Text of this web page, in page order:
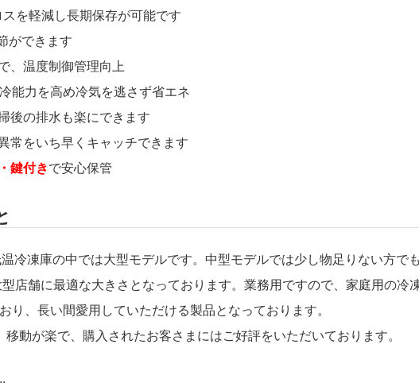
を軽減し長期保存が可能です
ができます
、温度制御管理向上
能力を高め冷気を逃さず省エネ
後の排水も楽にできます
常をいち早くキャッチできます
鍵付きで安心保管
冷凍庫の中では大型モデルです。中型モデルでは少し物足りない方で
店舗に最適な大きさとなっております。業務用ですので、家庭用の冷
り、長い間愛用していただける製品となっております。
移動が楽で、購入されたお客さまにはご好評をいただいております。